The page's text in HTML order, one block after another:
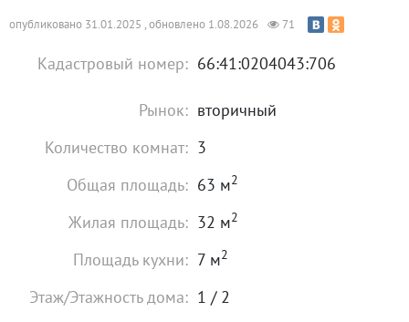
опубликовано 31.01.2025 , обновлено 1.08.2026 71
Кадастровый номер: 66:41:0204043:706
Рынок: вторичный
Количество комнат: 3
Общая площадь: 63 м2
Жилая площадь: 32 м2
Площадь кухни: 7 м2
Этаж/Этажность дома: 1 / 2